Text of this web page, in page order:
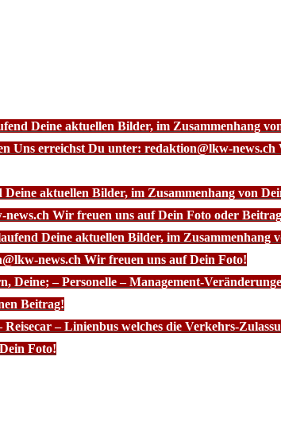
Deine aktuellen Bilder, im Zusammenhang
Uns erreichst Du unter: redaktion@lkw-
aktuellen Bilder, im Zusammenhang von
Wir freuen uns auf Dein Foto oder
Deine aktuellen Bilder, im
news.ch Wir freuen uns auf Dein Foto!
Deine; – Personelle – Management-
Beitrag!
– Linienbus welches die Verkehrs-
Foto!